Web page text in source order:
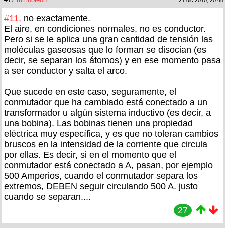
#11, no exactamente.
El aire, en condiciones normales, no es conductor.
Pero si se le aplica una gran cantidad de tensión las
moléculas gaseosas que lo forman se disocian (es
decir, se separan los átomos) y en ese momento pasa
a ser conductor y salta el arco.
Que sucede en este caso, seguramente, el
conmutador que ha cambiado está conectado a un
transformador u algún sistema inductivo (es decir, a
una bobina). Las bobinas tienen una propiedad
eléctrica muy específica, y es que no toleran cambios
bruscos en la intensidad de la corriente que circula
por ellas. Es decir, si en el momento que el
conmutador está conectado a A, pasan, por ejemplo
500 Amperios, cuando el conmutador separa los
extremos, DEBEN seguir circulando 500 A. justo
cuando se separan....
27